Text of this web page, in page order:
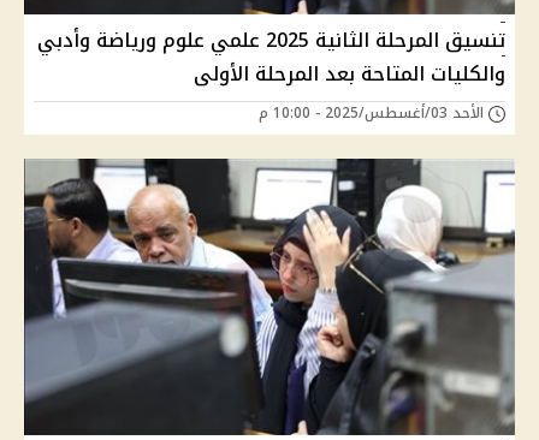
تنسيق المرحلة الثانية 2025 علمي علوم ورياضة وأدبي
والكليات المتاحة بعد المرحلة الأولى
الأحد 03/أغسطس/2025 - 10:00 م